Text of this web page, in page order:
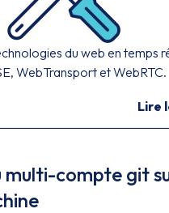
du web en temps
WebTransport et WebRTC.
Lire
multi-compte git